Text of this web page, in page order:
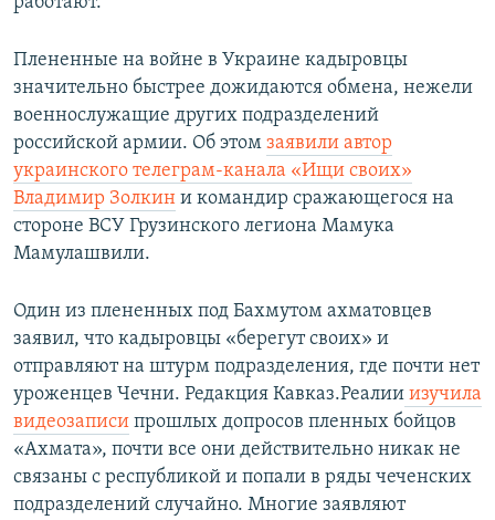
Плененные на войне в Украине кадыровцы
значительно быстрее дожидаются обмена, нежели
военнослужащие других подразделений
российской армии. Об этом заявили автор
украинского телеграм-канала «Ищи своих»
Владимир Золкин и командир сражающегося на
стороне ВСУ Грузинского легиона Мамука
Мамулашвили.
Один из плененных под Бахмутом ахматовцев
заявил, что кадыровцы «берегут своих» и
отправляют на штурм подразделения, где почти нет
уроженцев Чечни. Редакция Кавказ.Реалии изучила
видеозаписи прошлых допросов пленных бойцов
«Ахмата», почти все они действительно никак не
связаны с республикой и попали в ряды чеченских
подразделений случайно. Многие заявляют